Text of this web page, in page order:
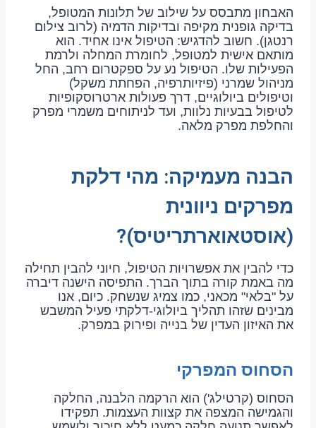
האבחון מתבסס על שילוב של תלונות המטופל,
בדיקה גופנית מקיפה ובדיקות הדמיה (לרוב צילום
רנטגן). חשוב להדגיש: הטיפול אינו אחיד. הוא
מותאם אישית למטופל, לחומרת המחלה ולרמת
הפעילות שלו. הטיפול נע על ספקטרום רחב, החל
מניהול שמרני (פיזיותרפיה, הפחתת משקל)
וטיפולים ביולוגיים, דרך פעולות ארטרוסקופיות
לטיפול בבעיות נלוות, ועד לניתוחים משמרי מפרק
והחלפת מפרק מלאה.
הבנה מעמיקה: מהי דלקת
מפרקים ניוונית
(אוסטאוארתריטיס)?
כדי להבין את אפשרויות הטיפול, חיוני להבין תחילה
מה באמת קורה בתוך הברך. התפיסה הישנה דיברה
על "בלאי" מכאני, כמו צמיג שנשחק. כיום, אנו
מבינים שזהו תהליך ביולוגי-דלקתי פעיל המשבש
את האיזון העדין של בנייה ופירוק במפרק.
הסחוס המפרקי
הסחוס (קרטילג') הוא הרקמה הלבנה, החלקה
והגמישה המצפה את קצוות העצמות. תפקידו